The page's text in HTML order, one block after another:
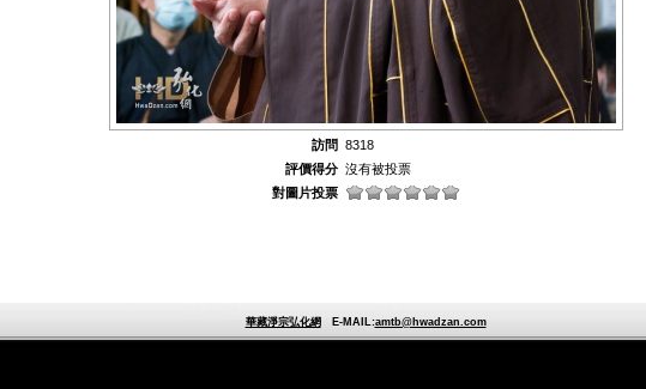
訪問 8318
評價得分 沒有被投票
對圖片投票
華藏淨宗弘化網E-MAIL:amtb@hwadzan.com